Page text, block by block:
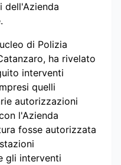
dell'Azienda
di Polizia
ha rivelato
interventi
quelli
autorizzazioni
l'Azienda
fosse autorizzata
gli interventi